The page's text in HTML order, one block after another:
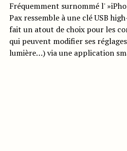
Fréquemment surnommé l'
Pax ressemble à une clé USB
fait un atout de choix pour les
qui peuvent modifier ses
lumière…) via une application